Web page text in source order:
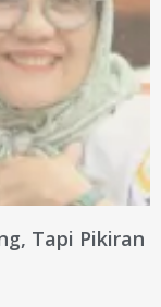
Tapi Pikiran